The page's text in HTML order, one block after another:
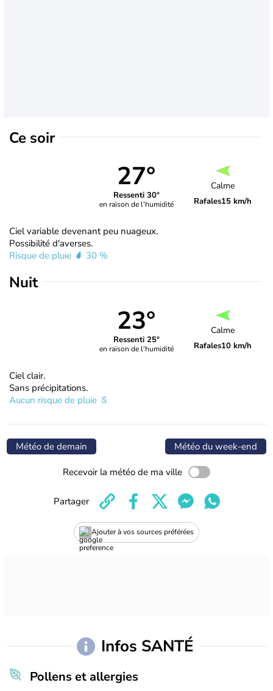
Ce soir
27°
Ressenti 30°
en raison de l'humidité
Calme
Rafales15 km/h
Ciel variable devenant peu nuageux.
Possibilité d'averses.
Risque de pluie
30 %
Nuit
23°
Ressenti 25°
en raison de l'humidité
Calme
Rafales10 km/h
Ciel clair.
Sans précipitations.
Aucun risque de pluie
Météo de demain Météo du week-end
Recevoir la météo de ma ville
Ajouter à vos sources préférées
Partager
Infos SANTÉ
Pollens et allergies